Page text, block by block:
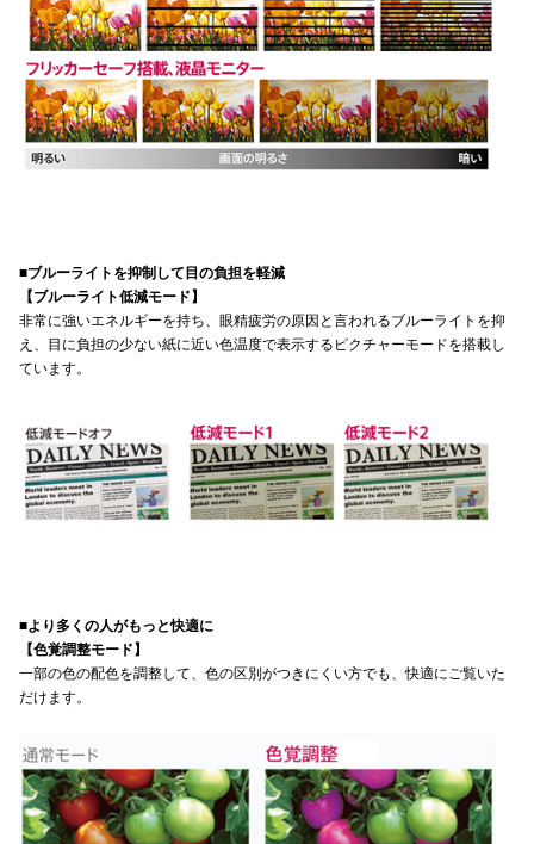
■ブルーライトを抑制して目の負担を軽減
【ブルーライト低減モード】
非常に強いエネルギーを持ち、眼精疲労の原因と言われるブルーライトを抑
え、目に負担の少ない紙に近い色温度で表示するピクチャーモードを搭載し
ています。
■より多くの人がもっと快適に
【色覚調整モード】
一部の色の配色を調整して、色の区別がつきにくい方でも、快適にご覧いた
だけます。